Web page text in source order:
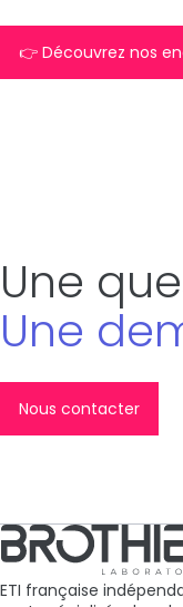
👉 Découvrez nos
Une
Une
Nous contacter
ETI française